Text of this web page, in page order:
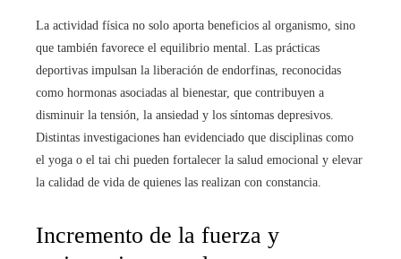
La actividad física no solo aporta beneficios al organismo, sino
que también favorece el equilibrio mental. Las prácticas
deportivas impulsan la liberación de endorfinas, reconocidas
como hormonas asociadas al bienestar, que contribuyen a
disminuir la tensión, la ansiedad y los síntomas depresivos.
Distintas investigaciones han evidenciado que disciplinas como
el yoga o el tai chi pueden fortalecer la salud emocional y elevar
la calidad de vida de quienes las realizan con constancia.
Incremento de la fuerza y